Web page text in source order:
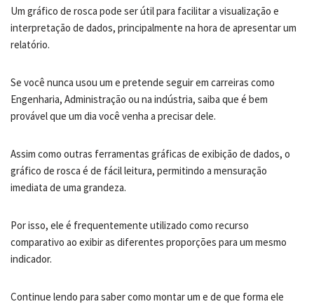
Um gráfico de rosca pode ser útil para facilitar a visualização e
interpretação de dados, principalmente na hora de apresentar um
relatório.
Se você nunca usou um e pretende seguir em carreiras como
Engenharia, Administração ou na indústria, saiba que é bem
provável que um dia você venha a precisar dele.
Assim como outras ferramentas gráficas de exibição de dados, o
gráfico de rosca é de fácil leitura, permitindo a mensuração
imediata de uma grandeza.
Por isso, ele é frequentemente utilizado como recurso
comparativo ao exibir as diferentes proporções para um mesmo
indicador.
Continue lendo para saber como montar um e de que forma ele